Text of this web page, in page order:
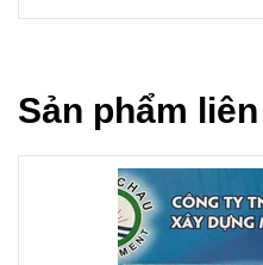
Sản phẩm